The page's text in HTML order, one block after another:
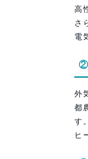
高
さ
電
②
外
都
す。
ヒ